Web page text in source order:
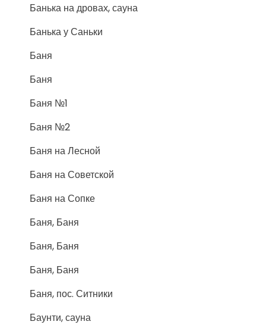
Банька на дровах, сауна
Банька у Саньки
Баня
Баня
Баня №1
Баня №2
Баня на Лесной
Баня на Советской
Баня на Сопке
Баня, Баня
Баня, Баня
Баня, Баня
Баня, пос. Ситники
Баунти, сауна